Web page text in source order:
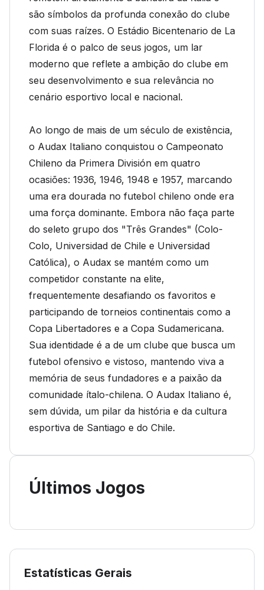
são símbolos da profunda conexão do clube
com suas raízes. O Estádio Bicentenario de La
Florida é o palco de seus jogos, um lar
moderno que reflete a ambição do clube em
seu desenvolvimento e sua relevância no
cenário esportivo local e nacional.
Ao longo de mais de um século de existência,
o Audax Italiano conquistou o Campeonato
Chileno da Primera División em quatro
ocasiões: 1936, 1946, 1948 e 1957, marcando
uma era dourada no futebol chileno onde era
uma força dominante. Embora não faça parte
do seleto grupo dos "Três Grandes" (Colo-
Colo, Universidad de Chile e Universidad
Católica), o Audax se mantém como um
competidor constante na elite,
frequentemente desafiando os favoritos e
participando de torneios continentais como a
Copa Libertadores e a Copa Sudamericana.
Sua identidade é a de um clube que busca um
futebol ofensivo e vistoso, mantendo viva a
memória de seus fundadores e a paixão da
comunidade ítalo-chilena. O Audax Italiano é,
sem dúvida, um pilar da história e da cultura
esportiva de Santiago e do Chile.
Últimos Jogos
Estatísticas Gerais